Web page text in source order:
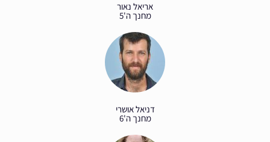
אריאל נאור
מחנך ה'5
דניאל אושרי
מחנך ה'6